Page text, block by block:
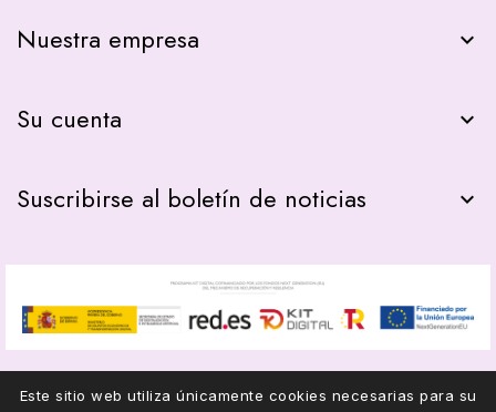
Este sitio web utiliza únicamente cookies necesarias para su
Nuestra empresa 
Su cuenta 
Suscribirse al boletín de noticias 